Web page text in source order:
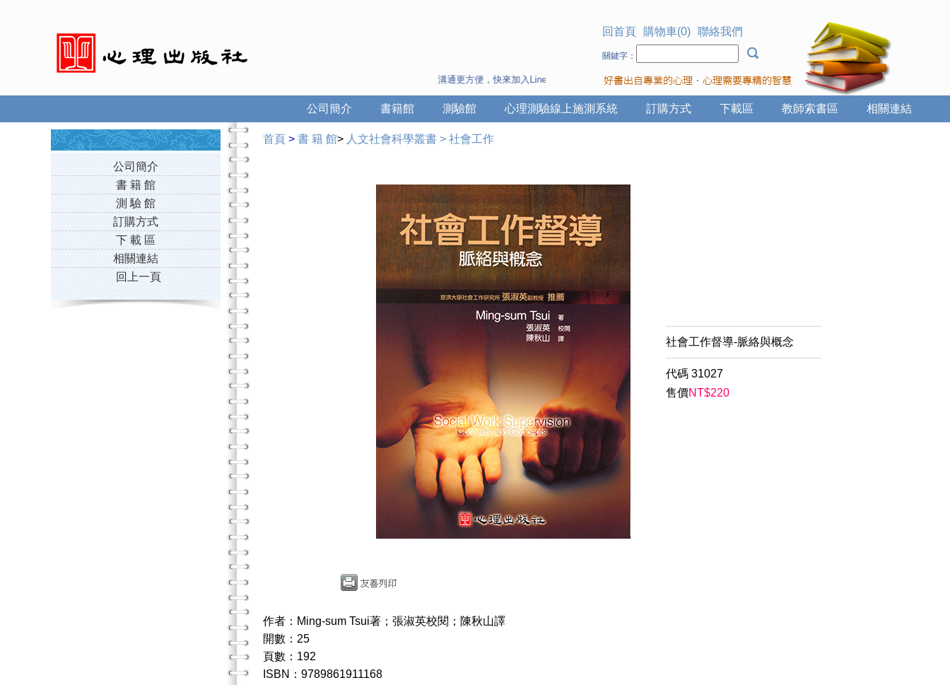
溝通更方便，快來加入Line 與 Wechat ~
回首頁 購物車(0) 聯絡我們
關鍵字：
相關連結
教師索書區
下載區
訂購方式
心理測驗線上施測系統
測驗館
書籍館
公司簡介
公司簡介
書 籍 館
測 驗 館
訂購方式
下 載 區
相關連結
回上一頁
首頁 > 書 籍 館> 人文社會科學叢書 > 社會工作
社會工作督導-脈絡與概念
代碼 31027
售價NT$220
作者：Ming-sum Tsui著；張淑英校閱；陳秋山譯
開數：25
頁數：192
ISBN：9789861911168